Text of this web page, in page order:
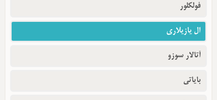
فولکلور
ال یازیلاری
آتالار سوزو
بایاتی